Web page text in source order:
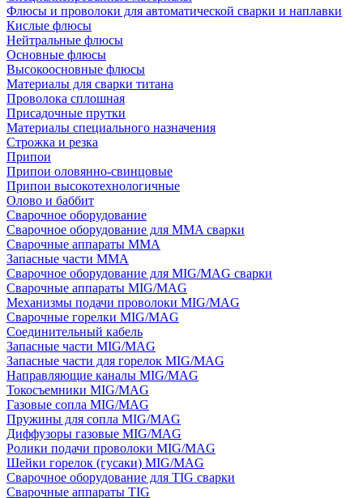
Флюсы и проволоки для автоматической сварки и наплавки
Кислые флюсы
Нейтральные флюсы
Основные флюсы
Высокоосновные флюсы
Материалы для сварки титана
Проволока сплошная
Присадочные прутки
Материалы специального назначения
Строжка и резка
Припои
Припои оловянно-свинцовые
Припои высокотехнологичные
Олово и баббит
Сварочное оборудование
Сварочное оборудование для MMA сварки
Сварочные аппараты MMA
Запасные части MMA
Сварочное оборудование для MIG/MAG сварки
Сварочные аппараты MIG/MAG
Механизмы подачи проволоки MIG/MAG
Сварочные горелки MIG/MAG
Соединительный кабель
Запасные части MIG/MAG
Запасные части для горелок MIG/MAG
Направляющие каналы MIG/MAG
Токосъемники MIG/MAG
Газовые сопла MIG/MAG
Пружины для сопла MIG/MAG
Диффузоры газовые MIG/MAG
Ролики подачи проволоки MIG/MAG
Шейки горелок (гусаки) MIG/MAG
Сварочное оборудование для TIG сварки
Сварочные аппараты TIG